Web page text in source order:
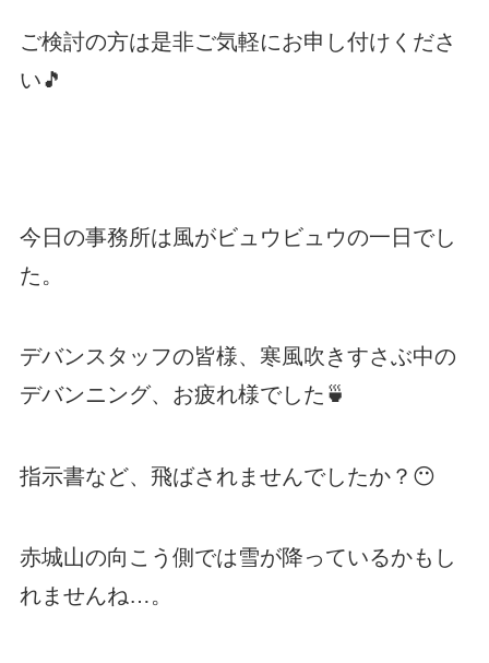
ご検討の方は是非ご気軽にお申し付けくださ
い🎵
今日の事務所は風がビュウビュウの一日でし
た。
デバンスタッフの皆様、寒風吹きすさぶ中の
デバンニング、お疲れ様でした🍵
指示書など、飛ばされませんでしたか？😶
赤城山の向こう側では雪が降っているかもし
れませんね…。